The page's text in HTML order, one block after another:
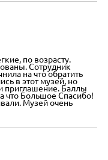
по возрасту.
Сотрудник
на что обратить
в этот музей, но
приглашение. Баллы
что Большое Спасибо!
Музей очень